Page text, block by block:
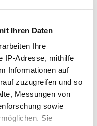
Ihren Daten
Ihre
IP-Adresse, mithilfe
Informationen auf
zuzugreifen und so
Messungen von
sowie
Sie
(persönlich)
Weiter